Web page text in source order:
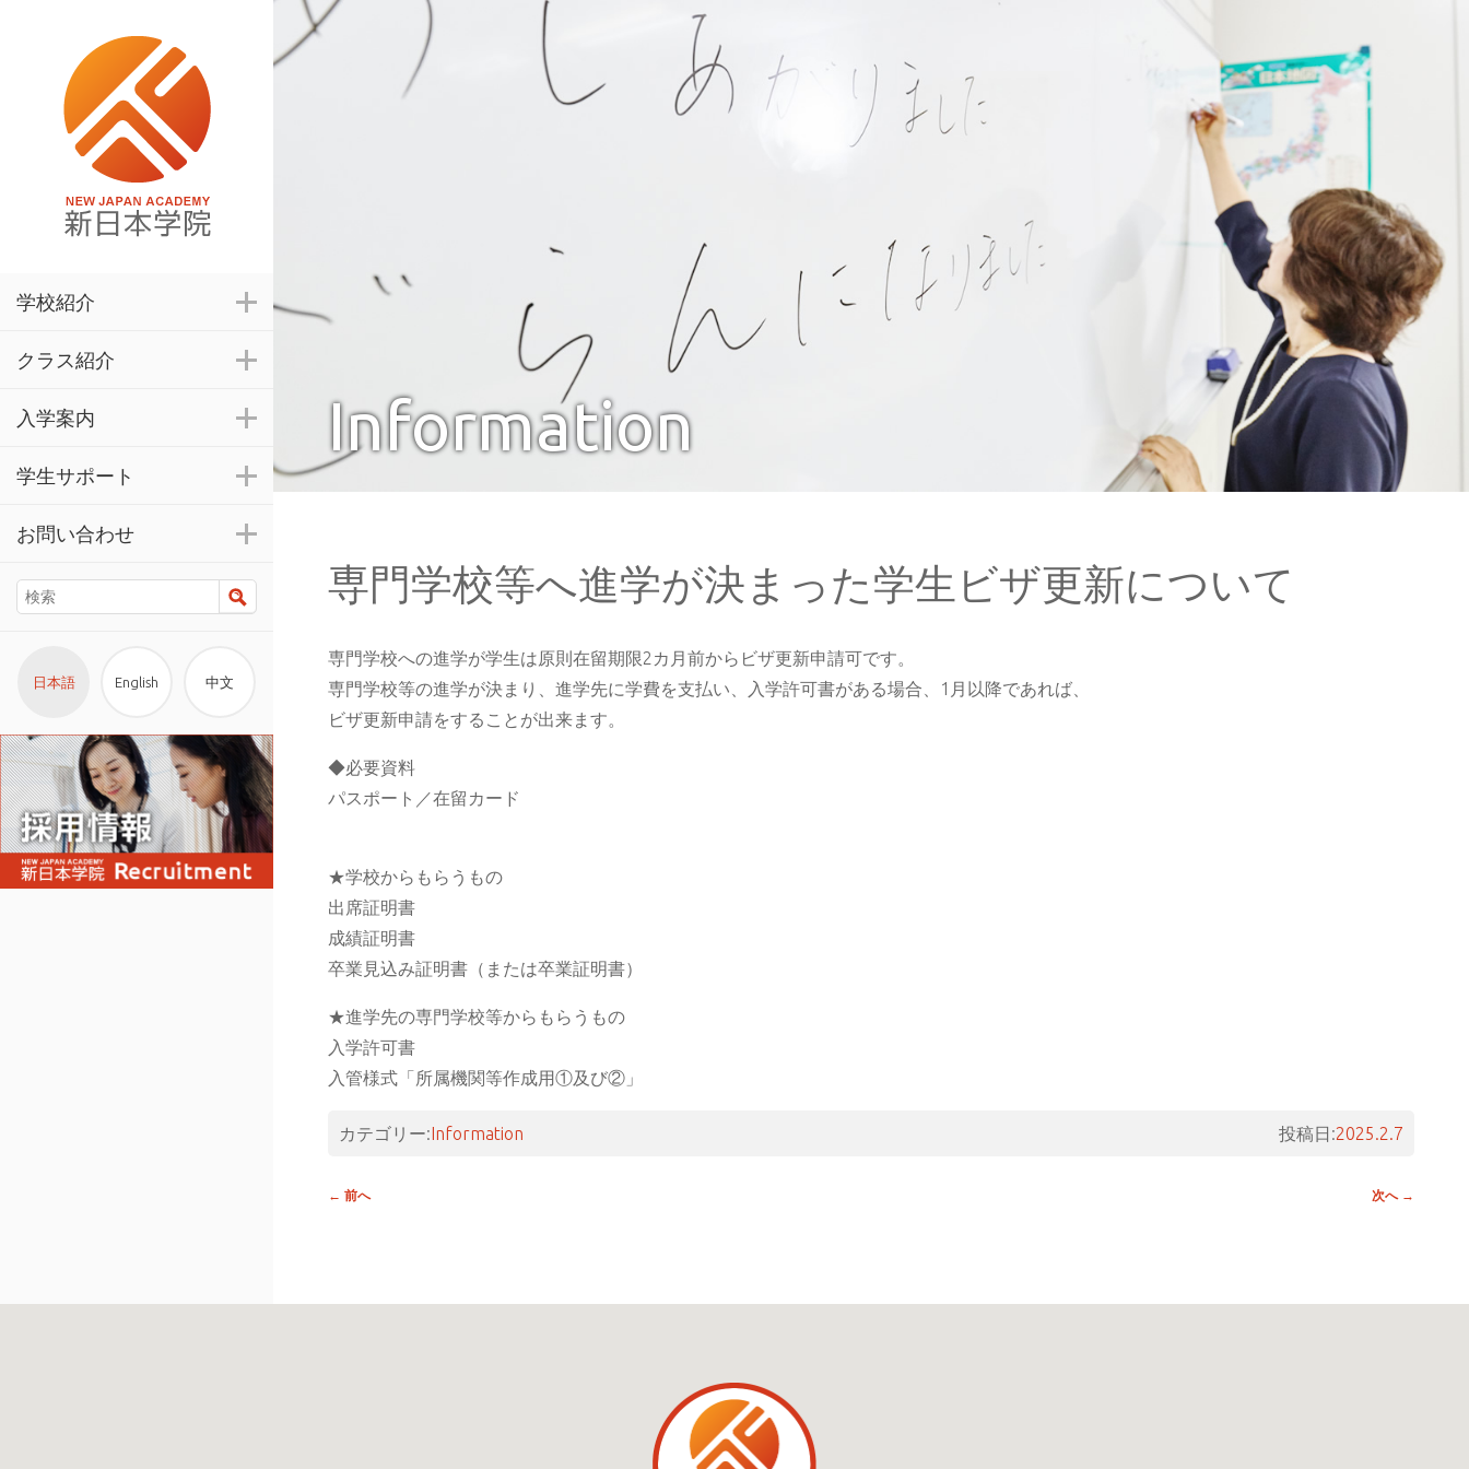
学校紹介
クラス紹介
入学案内
学生サポート
お問い合わせ
検索
日本語 English 中文
Information
専門学校等へ進学が決まった学生ビザ更新について
専門学校への進学が学生は原則在留期限2カ月前からビザ更新申請可です。
専門学校等の進学が決まり、進学先に学費を支払い、入学許可書がある場合、1月以降であれば、
ビザ更新申請をすることが出来ます。
◆必要資料
パスポート／在留カード
★学校からもらうもの
出席証明書
成績証明書
卒業見込み証明書（または卒業証明書）
★進学先の専門学校等からもらうもの
入学許可書
入管様式「所属機関等作成用①及び②」
カテゴリー:Information 投稿日:2025.2.7
投稿ナビゲーション
← 前へ 次へ →